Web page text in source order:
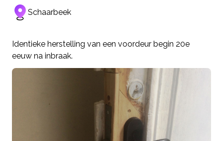
Schaarbeek
Identieke herstelling van een voordeur begin 20e
eeuw na inbraak.